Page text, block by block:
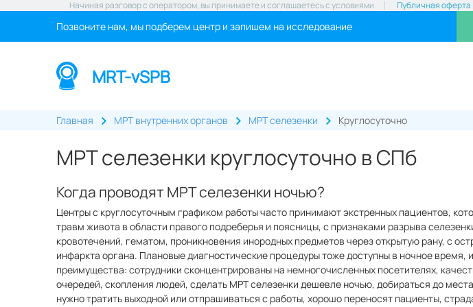
Начиная разговор с оператором, вы принимаете и соглашаетесь с условиями Публичная оферта
Позвоните нам, мы подберем центр и запишем на исследование
MRT-vSPB
Главная МРТ внутренних органов МРТ селезенки Круглосуточно
МРТ селезенки круглосуточно в СПб
Когда проводят МРТ селезенки ночью?
Центры с круглосуточным графиком работы часто принимают экстренных пациентов,
травм живота в области правого подреберья и поясницы, с признаками разрыва
кровотечений, гематом, проникновения инородных предметов через открытую рану, с
инфаркта органа. Плановые диагностические процедуры тоже доступны в ночное время,
преимущества: сотрудники сконцентрированы на немногочисленных посетителях,
очередей, скопления людей, сделать МРТ селезенки дешевле ночью, добираться до
нужно тратить выходной или отпрашиваться с работы, хорошо переносят пациенты,